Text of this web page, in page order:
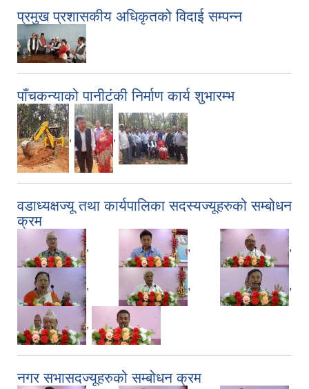
प्रमुख प्रशासकीय अधिकृतको विदाई सम्पन्न
पाँचकन्याको पानीटंकी निर्माण कार्य शुभारम्भ
, ,
वडाध्यक्षज्यू तथा कार्यपालिका सदस्यज्यूहरुको सम्बोधन
क्रम
, , ,
, , ,
,
नगर सभासदज्यूहरुको सम्बोधन क्रम